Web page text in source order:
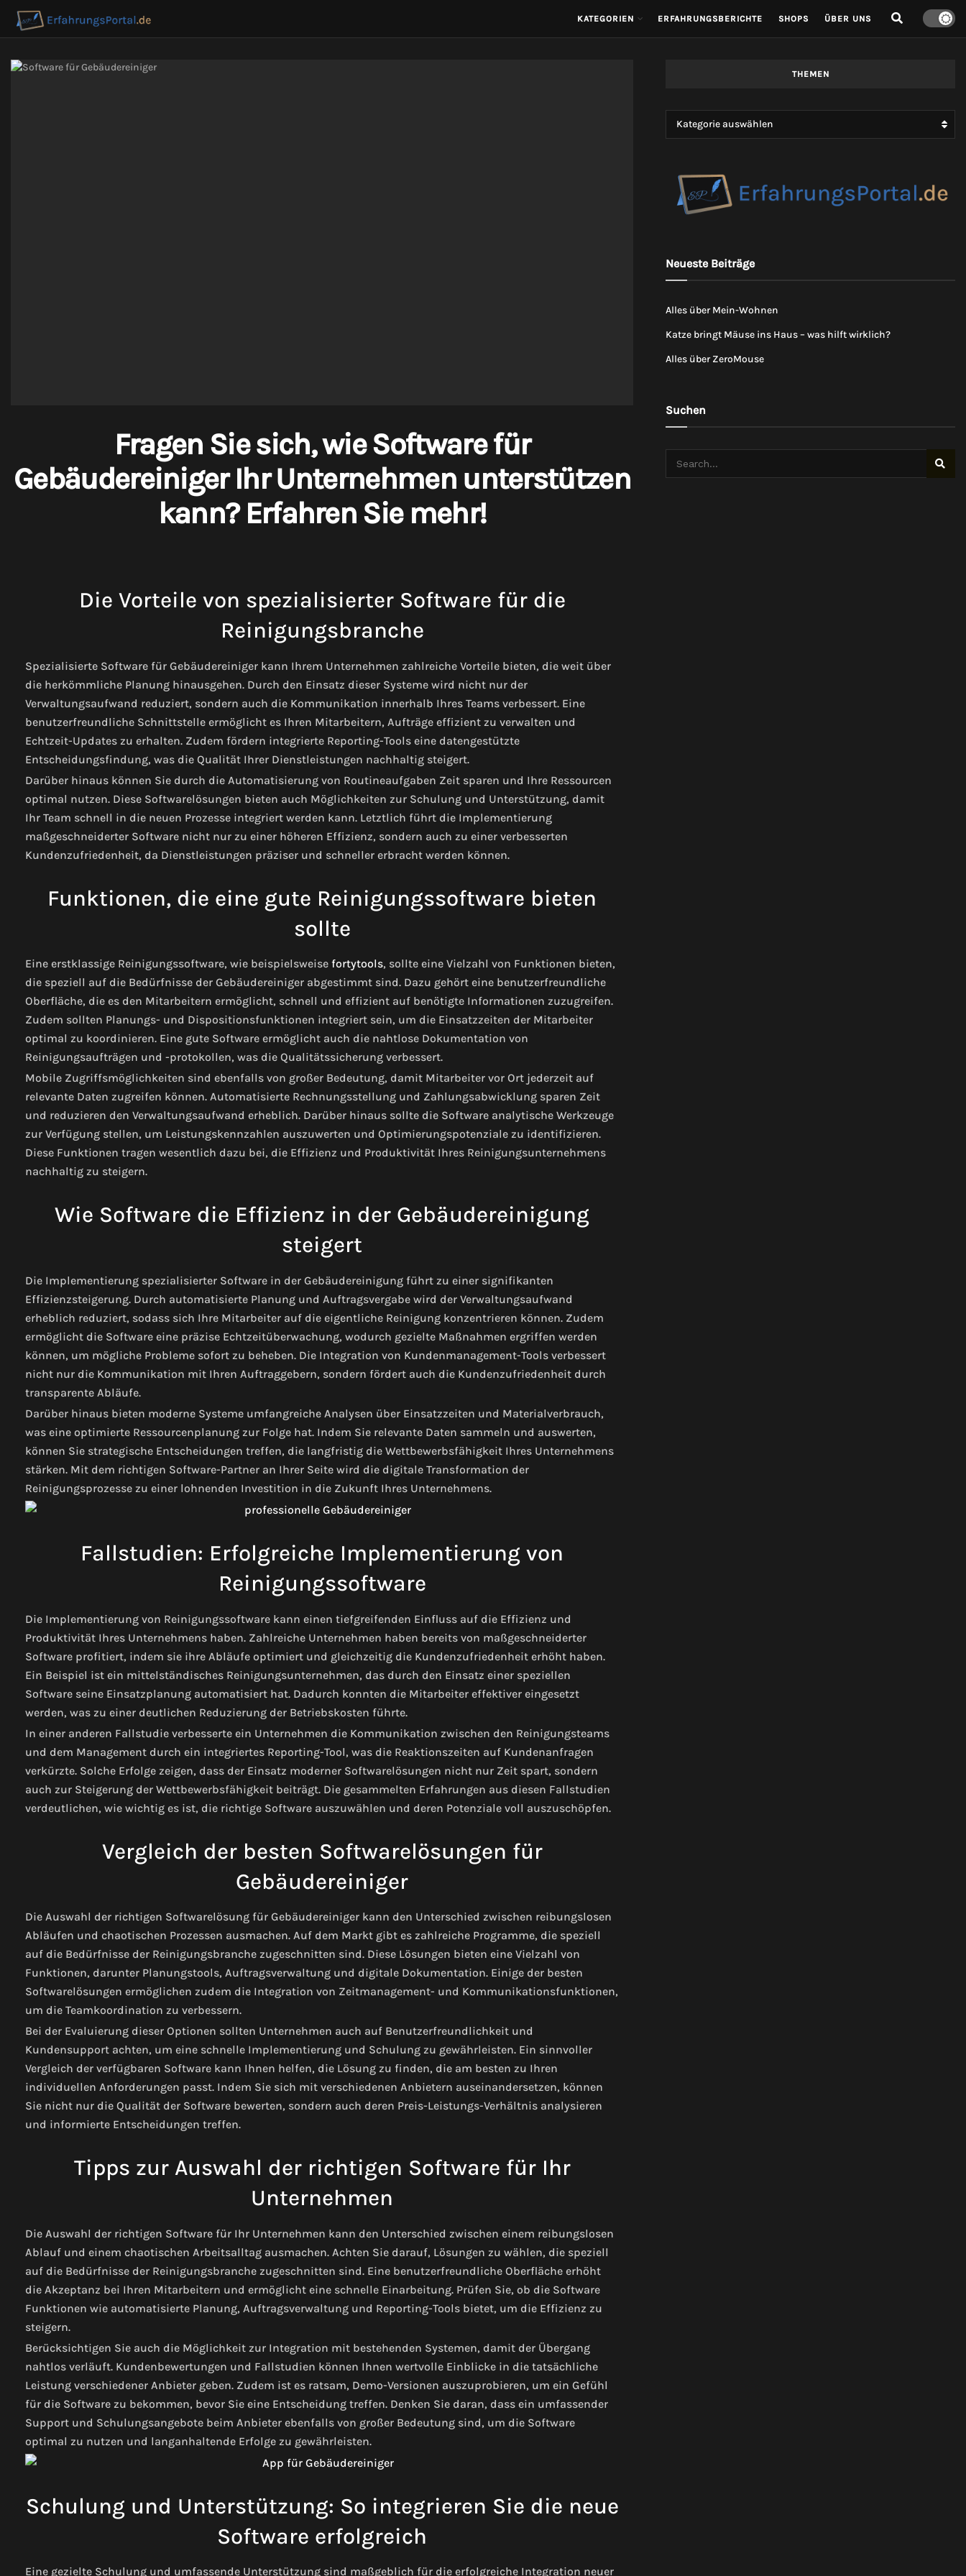
KATEGORIEN ERFAHRUNGSBERICHTE SHOPS ÜBER UNS
Fragen Sie sich, wie Software für
Gebäudereiniger Ihr Unternehmen unterstützen
kann? Erfahren Sie mehr!
Die Vorteile von spezialisierter Software für die
Reinigungsbranche
Spezialisierte Software für Gebäudereiniger kann Ihrem Unternehmen zahlreiche Vorteile bieten, die weit über
die herkömmliche Planung hinausgehen. Durch den Einsatz dieser Systeme wird nicht nur der
Verwaltungsaufwand reduziert, sondern auch die Kommunikation innerhalb Ihres Teams verbessert. Eine
benutzerfreundliche Schnittstelle ermöglicht es Ihren Mitarbeitern, Aufträge effizient zu verwalten und
Echtzeit-Updates zu erhalten. Zudem fördern integrierte Reporting-Tools eine datengestützte
Entscheidungsfindung, was die Qualität Ihrer Dienstleistungen nachhaltig steigert.
Darüber hinaus können Sie durch die Automatisierung von Routineaufgaben Zeit sparen und Ihre Ressourcen
optimal nutzen. Diese Softwarelösungen bieten auch Möglichkeiten zur Schulung und Unterstützung, damit
Ihr Team schnell in die neuen Prozesse integriert werden kann. Letztlich führt die Implementierung
maßgeschneiderter Software nicht nur zu einer höheren Effizienz, sondern auch zu einer verbesserten
Kundenzufriedenheit, da Dienstleistungen präziser und schneller erbracht werden können.
Funktionen, die eine gute Reinigungssoftware bieten
sollte
Eine erstklassige Reinigungssoftware, wie beispielsweise fortytools, sollte eine Vielzahl von Funktionen bieten,
die speziell auf die Bedürfnisse der Gebäudereiniger abgestimmt sind. Dazu gehört eine benutzerfreundliche
Oberfläche, die es den Mitarbeitern ermöglicht, schnell und effizient auf benötigte Informationen zuzugreifen.
Zudem sollten Planungs- und Dispositionsfunktionen integriert sein, um die Einsatzzeiten der Mitarbeiter
optimal zu koordinieren. Eine gute Software ermöglicht auch die nahtlose Dokumentation von
Reinigungsaufträgen und -protokollen, was die Qualitätssicherung verbessert.
Mobile Zugriffsmöglichkeiten sind ebenfalls von großer Bedeutung, damit Mitarbeiter vor Ort jederzeit auf
relevante Daten zugreifen können. Automatisierte Rechnungsstellung und Zahlungsabwicklung sparen Zeit
und reduzieren den Verwaltungsaufwand erheblich. Darüber hinaus sollte die Software analytische Werkzeuge
zur Verfügung stellen, um Leistungskennzahlen auszuwerten und Optimierungspotenziale zu identifizieren.
Diese Funktionen tragen wesentlich dazu bei, die Effizienz und Produktivität Ihres Reinigungsunternehmens
nachhaltig zu steigern.
Wie Software die Effizienz in der Gebäudereinigung
steigert
Die Implementierung spezialisierter Software in der Gebäudereinigung führt zu einer signifikanten
Effizienzsteigerung. Durch automatisierte Planung und Auftragsvergabe wird der Verwaltungsaufwand
erheblich reduziert, sodass sich Ihre Mitarbeiter auf die eigentliche Reinigung konzentrieren können. Zudem
ermöglicht die Software eine präzise Echtzeitüberwachung, wodurch gezielte Maßnahmen ergriffen werden
können, um mögliche Probleme sofort zu beheben. Die Integration von Kundenmanagement-Tools verbessert
nicht nur die Kommunikation mit Ihren Auftraggebern, sondern fördert auch die Kundenzufriedenheit durch
transparente Abläufe.
Darüber hinaus bieten moderne Systeme umfangreiche Analysen über Einsatzzeiten und Materialverbrauch,
was eine optimierte Ressourcenplanung zur Folge hat. Indem Sie relevante Daten sammeln und auswerten,
können Sie strategische Entscheidungen treffen, die langfristig die Wettbewerbsfähigkeit Ihres Unternehmens
stärken. Mit dem richtigen Software-Partner an Ihrer Seite wird die digitale Transformation der
Reinigungsprozesse zu einer lohnenden Investition in die Zukunft Ihres Unternehmens.
Fallstudien: Erfolgreiche Implementierung von
Reinigungssoftware
Die Implementierung von Reinigungssoftware kann einen tiefgreifenden Einfluss auf die Effizienz und
Produktivität Ihres Unternehmens haben. Zahlreiche Unternehmen haben bereits von maßgeschneiderter
Software profitiert, indem sie ihre Abläufe optimiert und gleichzeitig die Kundenzufriedenheit erhöht haben.
Ein Beispiel ist ein mittelständisches Reinigungsunternehmen, das durch den Einsatz einer speziellen
Software seine Einsatzplanung automatisiert hat. Dadurch konnten die Mitarbeiter effektiver eingesetzt
werden, was zu einer deutlichen Reduzierung der Betriebskosten führte.
In einer anderen Fallstudie verbesserte ein Unternehmen die Kommunikation zwischen den Reinigungsteams
und dem Management durch ein integriertes Reporting-Tool, was die Reaktionszeiten auf Kundenanfragen
verkürzte. Solche Erfolge zeigen, dass der Einsatz moderner Softwarelösungen nicht nur Zeit spart, sondern
auch zur Steigerung der Wettbewerbsfähigkeit beiträgt. Die gesammelten Erfahrungen aus diesen Fallstudien
verdeutlichen, wie wichtig es ist, die richtige Software auszuwählen und deren Potenziale voll auszuschöpfen.
Vergleich der besten Softwarelösungen für
Gebäudereiniger
Die Auswahl der richtigen Softwarelösung für Gebäudereiniger kann den Unterschied zwischen reibungslosen
Abläufen und chaotischen Prozessen ausmachen. Auf dem Markt gibt es zahlreiche Programme, die speziell
auf die Bedürfnisse der Reinigungsbranche zugeschnitten sind. Diese Lösungen bieten eine Vielzahl von
Funktionen, darunter Planungstools, Auftragsverwaltung und digitale Dokumentation. Einige der besten
Softwarelösungen ermöglichen zudem die Integration von Zeitmanagement- und Kommunikationsfunktionen,
um die Teamkoordination zu verbessern.
Bei der Evaluierung dieser Optionen sollten Unternehmen auch auf Benutzerfreundlichkeit und
Kundensupport achten, um eine schnelle Implementierung und Schulung zu gewährleisten. Ein sinnvoller
Vergleich der verfügbaren Software kann Ihnen helfen, die Lösung zu finden, die am besten zu Ihren
individuellen Anforderungen passt. Indem Sie sich mit verschiedenen Anbietern auseinandersetzen, können
Sie nicht nur die Qualität der Software bewerten, sondern auch deren Preis-Leistungs-Verhältnis analysieren
und informierte Entscheidungen treffen.
Tipps zur Auswahl der richtigen Software für Ihr
Unternehmen
Die Auswahl der richtigen Software für Ihr Unternehmen kann den Unterschied zwischen einem reibungslosen
Ablauf und einem chaotischen Arbeitsalltag ausmachen. Achten Sie darauf, Lösungen zu wählen, die speziell
auf die Bedürfnisse der Reinigungsbranche zugeschnitten sind. Eine benutzerfreundliche Oberfläche erhöht
die Akzeptanz bei Ihren Mitarbeitern und ermöglicht eine schnelle Einarbeitung. Prüfen Sie, ob die Software
Funktionen wie automatisierte Planung, Auftragsverwaltung und Reporting-Tools bietet, um die Effizienz zu
steigern.
Berücksichtigen Sie auch die Möglichkeit zur Integration mit bestehenden Systemen, damit der Übergang
nahtlos verläuft. Kundenbewertungen und Fallstudien können Ihnen wertvolle Einblicke in die tatsächliche
Leistung verschiedener Anbieter geben. Zudem ist es ratsam, Demo-Versionen auszuprobieren, um ein Gefühl
für die Software zu bekommen, bevor Sie eine Entscheidung treffen. Denken Sie daran, dass ein umfassender
Support und Schulungsangebote beim Anbieter ebenfalls von großer Bedeutung sind, um die Software
optimal zu nutzen und langanhaltende Erfolge zu gewährleisten.
Schulung und Unterstützung: So integrieren Sie die neue
Software erfolgreich
Eine gezielte Schulung und umfassende Unterstützung sind maßgeblich für die erfolgreiche Integration neuer
THEMEN
Kategorie auswählen
Neueste Beiträge
Alles über Mein-Wohnen
Katze bringt Mäuse ins Haus – was hilft wirklich?
Alles über ZeroMouse
Suchen